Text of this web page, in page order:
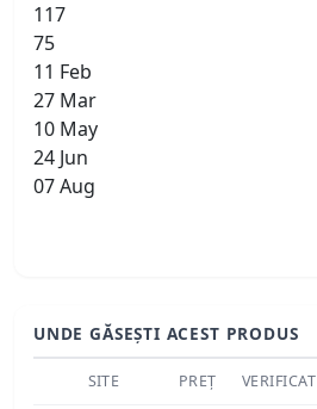
117
75
11 Feb
27 Mar
10 May
24 Jun
07 Aug
UNDE GĂSEȘTI ACEST PRODUS
SITE PREȚ VERIFICAT